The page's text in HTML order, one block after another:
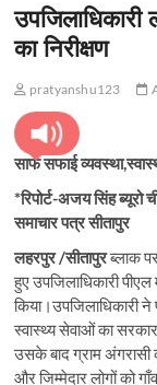
का निरीक्षण
pratyanshu123
साफ सफाई
*रिपोर्ट-अजय सिंह
समाचार पत्र सीतापुर
लहरपुर /सीतापुरब्लाक
हुए उपजिलाधिकारी
किया।उपजिलाधिकारी ने
स्वास्थ्य सेवाओं का
उसके बाद ग्राम अंगरासी
और जिम्मेदार लोगों को